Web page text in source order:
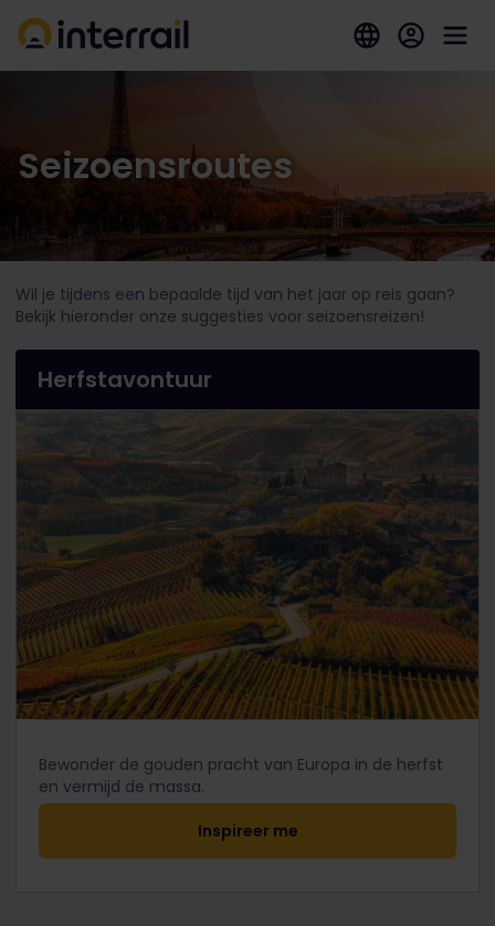
Seizoensroutes
Wil je tijdens een bepaalde tijd van het jaar op reis gaan?
Bekijk hieronder onze suggesties voor seizoensreizen!
Herfstavontuur
Bewonder de gouden pracht van Europa in de herfst
en vermijd de massa.
Inspireer me